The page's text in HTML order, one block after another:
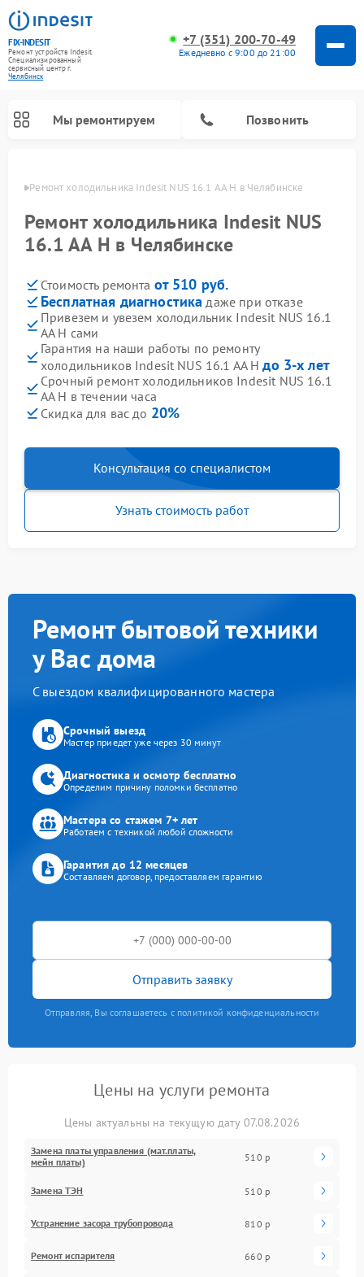
FIX-INDESIT
Ремонт устройств Indesit
Специализированный
cервисный центр г.
Челябинск
+7 (351) 200-70-49
Ежедневно с 9:00 до 21:00
Мы ремонтируем Позвонить
Ремонт холодильника Indesit NUS 16.1 AA H в Челябинске
Ремонт холодильника Indesit NUS
16.1 AA H в Челябинске
Стоимость ремонта от 510 руб.
Бесплатная диагностика даже при отказе
Привезем и увезем холодильник Indesit NUS 16.1
AA H сами
Гарантия на наши работы по ремонту
холодильников Indesit NUS 16.1 AA Hдо 3-х лет
Срочный ремонт холодильников Indesit NUS 16.1
AA H в течении часа
Скидка для вас до 20%
Консультация со специалистом
Узнать стоимость работ
Ремонт бытовой техники
у Вас дома
С выездом квалифицированного мастера
Срочный выезд
Мастер приедет уже через 30 минут
Диагностика и осмотр бесплатно
Определим причину поломки бесплатно
Мастера со стажем 7+ лет
Работаем с техникой любой сложности
Гарантия до 12 месяцев
Составляем договор, предоставляем гарантию
Отправить заявку
Отправляя, Вы соглашаетесь с политикой конфиденциальности
Цены на услуги ремонта
Цены актуальны на текущую дату 07.08.2026
Замена платы управления (мат.платы,
мейн платы)
510 р
Замена ТЭН 510 р
Устранение засора трубопровода 810 р
Ремонт испарителя 660 р